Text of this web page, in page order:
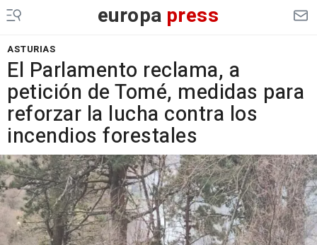
europa press
ASTURIAS
El Parlamento reclama, a
petición de Tomé, medidas para
reforzar la lucha contra los
incendios forestales